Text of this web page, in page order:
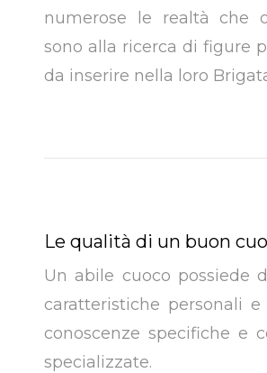
numerose le realtà che
sono alla ricerca di figure
da inserire nella loro
Le qualità di un buon
Un abile cuoco possiede
caratteristiche personali e
conoscenze specifiche e
specializzate.